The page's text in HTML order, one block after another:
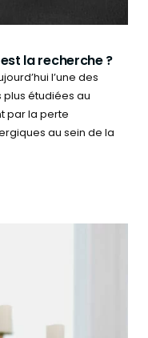
est la recherche ?
l’une des
étudiées au
par la perte
au sein de la